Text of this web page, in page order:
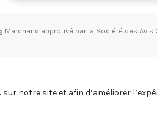
Marchand approuvé par la Société des Avis
notre site et afin d’améliorer